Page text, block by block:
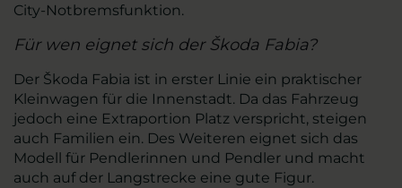
City-Notbremsfunktion.
Für wen eignet sich der Škoda Fabia?
Der Škoda Fabia ist in erster Linie ein praktischer
Kleinwagen für die Innenstadt. Da das Fahrzeug
jedoch eine Extraportion Platz verspricht, steigen
auch Familien ein. Des Weiteren eignet sich das
Modell für Pendlerinnen und Pendler und macht
auch auf der Langstrecke eine gute Figur.